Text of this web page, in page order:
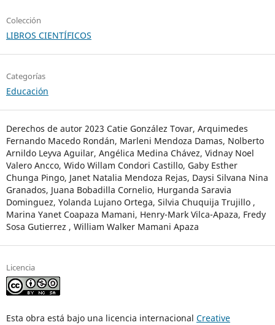
Colección
LIBROS CIENTÍFICOS
Categorías
Educación
Derechos de autor 2023 Catie González Tovar, Arquimedes
Fernando Macedo Rondán, Marleni Mendoza Damas, Nolberto
Arnildo Leyva Aguilar, Angélica Medina Chávez, Vidnay Noel
Valero Ancco, Wido Willam Condori Castillo, Gaby Esther
Chunga Pingo, Janet Natalia Mendoza Rejas, Daysi Silvana Nina
Granados, Juana Bobadilla Cornelio, Hurganda Saravia
Dominguez, Yolanda Lujano Ortega, Silvia Chuquija Trujillo ,
Marina Yanet Coapaza Mamani, Henry-Mark Vilca-Apaza, Fredy
Sosa Gutierrez , William Walker Mamani Apaza
Licencia
Esta obra está bajo una licencia internacional Creative